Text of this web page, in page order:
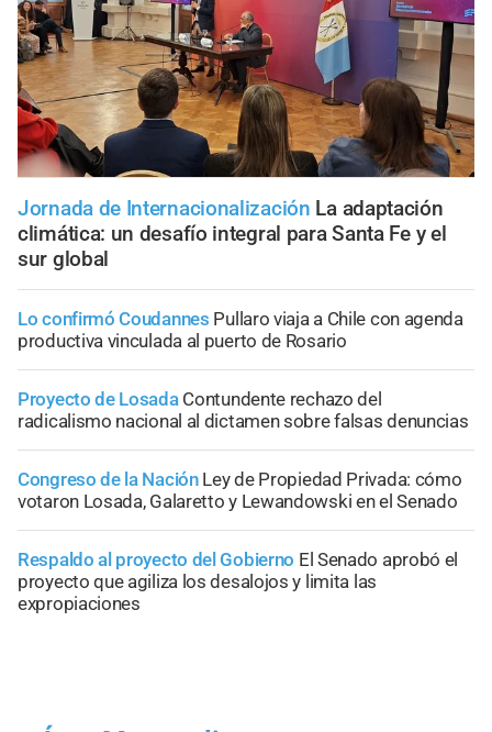
Jornada de Internacionalización La adaptación
climática: un desafío integral para Santa Fe y el
sur global
Lo confirmó Coudannes Pullaro viaja a Chile con agenda
productiva vinculada al puerto de Rosario
Proyecto de Losada Contundente rechazo del
radicalismo nacional al dictamen sobre falsas denuncias
Congreso de la Nación Ley de Propiedad Privada: cómo
votaron Losada, Galaretto y Lewandowski en el Senado
Respaldo al proyecto del Gobierno El Senado aprobó el
proyecto que agiliza los desalojos y limita las
expropiaciones